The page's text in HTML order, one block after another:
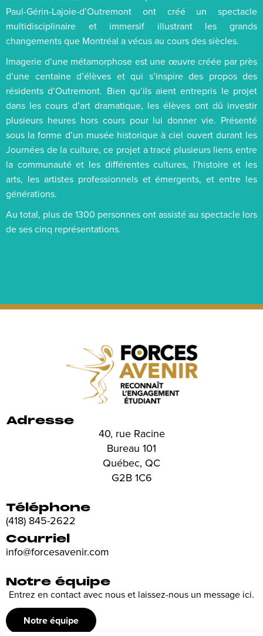
Paul-Gérin-Lajoie-d’Outremont ont créé un spectacle
multidisciplinaire et immersif illustrant les grands
changements que Montréal a vécus au cours des siècles.
Imagerie d’une métamorphose est une œuvre créée par près
d’une centaine d’élèves et qui s’inspire des propos des
résidents d’Outremont. Bien qu’ils aient entrepris le projet
dans les cours d’art dramatique, les élèves ont dû investir
plusieurs heures hors cours pour lui donner vie. Présenté
sous la forme d’un musée historique à ciel ouvert durant les
Journées de la culture, ce projet a tracé plusieurs liens entre
la communauté et les différentes cultures, l’histoire et les
arts, les artistes professionnels et émergents, et entre les
générations.
Au total, plus de 1300 personnes ont assisté au spectacle lors
de ses cinq représentations.
Adresse
40, rue Racine
Bureau 101
Québec, QC
G2B 1C6
Téléphone
(418) 845-2622
Courriel
info@forcesavenir.com
Notre équipe
Entrez en contact avec nous et laissez-nous un message ici.
Notre équipe